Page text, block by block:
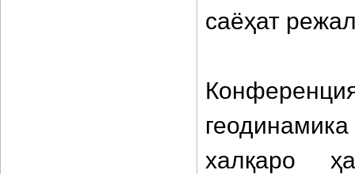
саёҳат
халқаро